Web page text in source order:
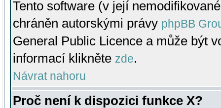
Tento software (v její
chráněn autorskými právy phpBB
General Public Licence a může být
informací klikněte zde.
Návrat nahoru
Proč není k dispozici funkce X?